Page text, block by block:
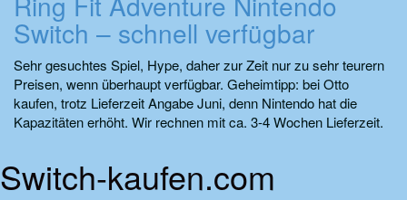
Switch – schnell verfügbar
Sehr gesuchtes Spiel, Hype, daher zur Zeit nur zu sehr teurern
Preisen, wenn überhaupt verfügbar. Geheimtipp: bei Otto
kaufen, trotz Lieferzeit Angabe Juni, denn Nintendo hat die
Kapazitäten erhöht. Wir rechnen mit ca. 3-4 Wochen Lieferzeit.
Switch-kaufen.com